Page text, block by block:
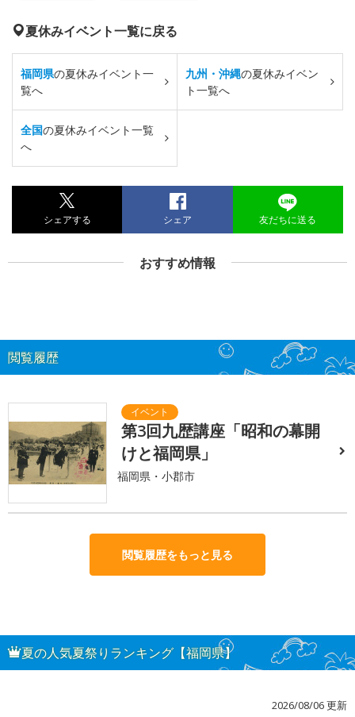
夏休みイベント一覧に戻る
福岡県の夏休みイベント一
覧へ
九州・沖縄の夏休みイベン
ト一覧へ
全国の夏休みイベント一覧
へ
シェアする シェア 友だちに送る
おすすめ情報
閲覧履歴
第3回九歴講座「昭和の幕開
けと福岡県」
福岡県・小郡市
閲覧履歴をもっと見る
夏の人気夏祭りランキング【福岡県】
2026/08/06 更新